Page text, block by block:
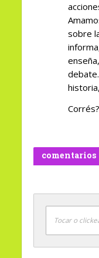
sobre
comentarios
Tocar o